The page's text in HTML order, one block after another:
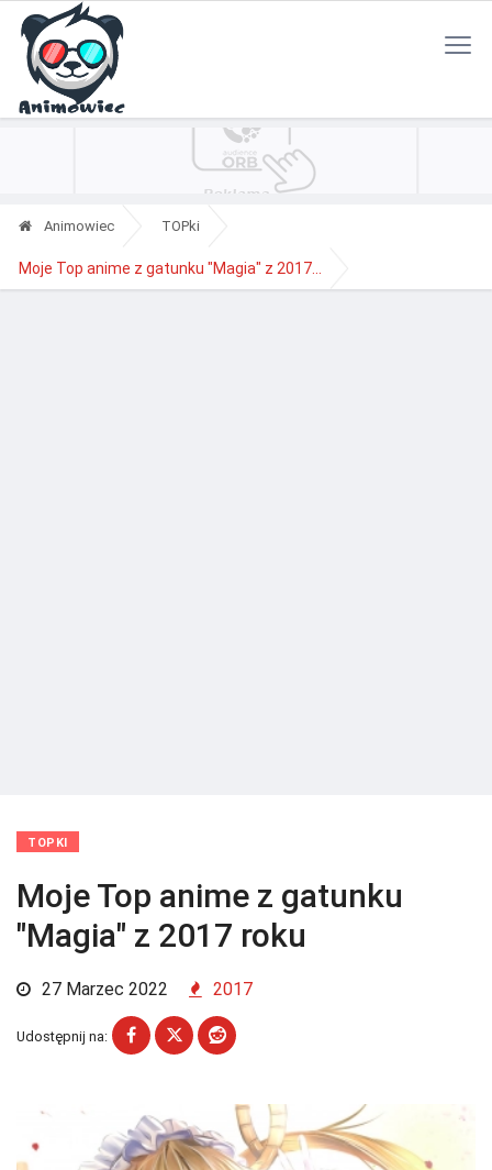
Polityka Prywatności
Animowiec TOPki
Moje Top anime z gatunku "Magia" z 2017...
TOPKI
Moje Top anime z gatunku
"Magia" z 2017 roku
27 Marzec 2022 2017
Udostępnij na: